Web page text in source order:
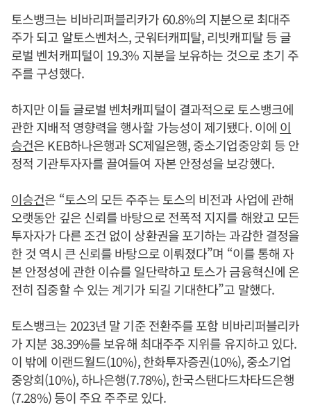
토스뱅크는 비바리퍼블리카가 60.8%의 지분으로 최대주
주가 되고 알토스벤처스, 굿워터캐피탈, 리빗캐피탈 등 글
로벌 벤처캐피털이 19.3% 지분을 보유하는 것으로 초기 주
주를 구성했다.
하지만 이들 글로벌 벤처캐피털이 결과적으로 토스뱅크에
관한 지배적 영향력을 행사할 가능성이 제기됐다. 이에 이
승건은 KEB하나은행과 SC제일은행, 중소기업중앙회 등 안
정적 기관투자자를 끌여들여 자본 안정성을 보강했다.
이승건은 “토스의 모든 주주는 토스의 비전과 사업에 관해
오랫동안 깊은 신뢰를 바탕으로 전폭적 지지를 해왔고 모든
투자자가 다른 조건 없이 상환권을 포기하는 과감한 결정을
한 것 역시 큰 신뢰를 바탕으로 이뤄졌다”며 “이를 통해 자
본 안정성에 관한 이슈를 일단락하고 토스가 금융혁신에 온
전히 집중할 수 있는 계기가 되길 기대한다”고 말했다.
토스뱅크는 2023년 말 기준 전환주를 포함 비바리퍼블리카
가 지분 38.39%를 보유해 최대주주 지위를 유지하고 있다.
이 밖에 이랜드월드(10%), 한화투자증권(10%), 중소기업
중앙회(10%), 하나은행(7.78%), 한국스탠다드차타드은행
(7.28%) 등이 주요 주주로 있다.